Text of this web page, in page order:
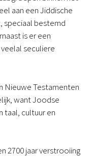
aan een Jiddische
speciaal bestemd
is er een
seculiere
Nieuwe Testamenten
want Joodse
taal, cultuur en
2700 jaar verstrooiing